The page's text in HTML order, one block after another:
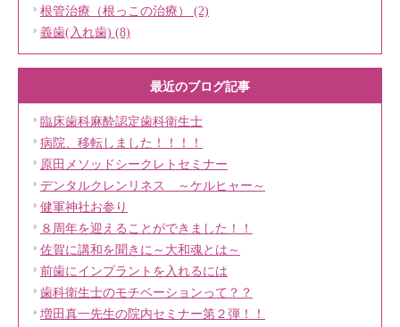
根管治療（根っこの治療） (2)
義歯(入れ歯) (8)
最近のブログ記事
臨床歯科麻酔認定歯科衛生士
病院、移転しました！！！！
原田メソッドシークレトセミナー
デンタルクレンリネス ～ケルヒャー～
健軍神社お参り
８周年を迎えることができました！！
佐賀に講和を聞きに～大和魂とは～
前歯にインプラントを入れるには
歯科衛生士のモチベーションって？？
増田真一先生の院内セミナー第２弾！！